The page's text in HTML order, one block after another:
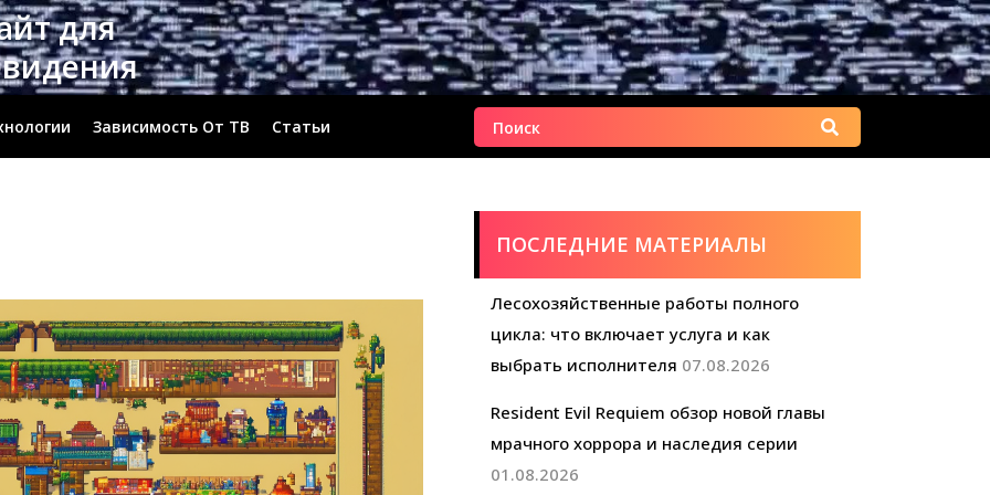
для
Зависимость От ТВ Статьи Найти:
ПОСЛЕДНИЕ МАТЕРИАЛЫ
Лесохозяйственные работы полного
цикла: что включает услуга и как
выбрать исполнителя 07.08.2026
Resident Evil Requiem обзор новой главы
мрачного хоррора и наследия серии
01.08.2026